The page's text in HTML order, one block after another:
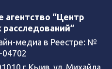
“Центр
медиа в Реестре: №
04702